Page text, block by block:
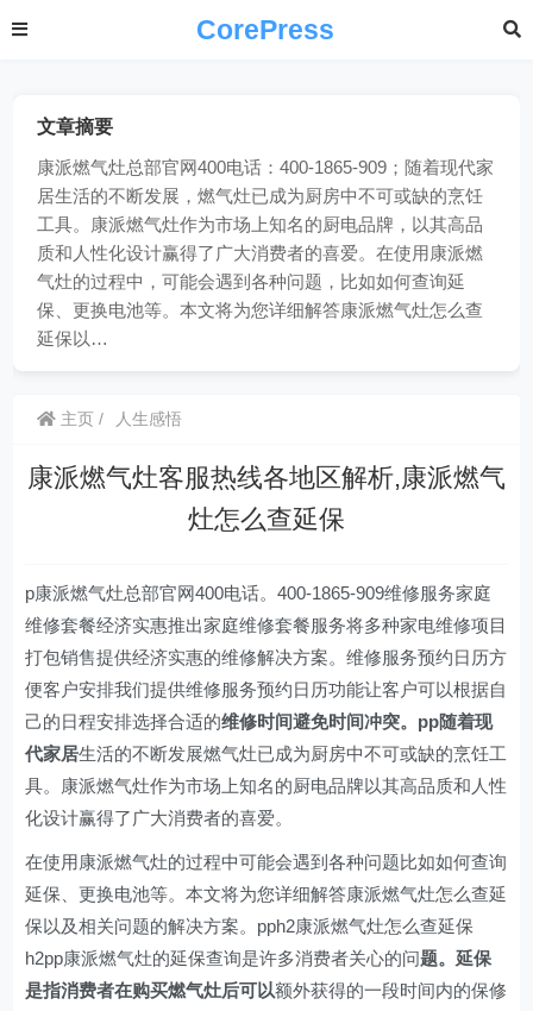
CorePress
文章摘要
康派燃气灶总部官网400电话：400-1865-909；随着现代家
居生活的不断发展，燃气灶已成为厨房中不可或缺的烹饪
工具。康派燃气灶作为市场上知名的厨电品牌，以其高品
质和人性化设计赢得了广大消费者的喜爱。在使用康派燃
气灶的过程中，可能会遇到各种问题，比如如何查询延
保、更换电池等。本文将为您详细解答康派燃气灶怎么查
延保以…
主页 人生感悟
康派燃气灶客服热线各地区解析,康派燃气
灶怎么查延保
p康派燃气灶总部官网400电话。400-1865-909维修服务家庭
维修套餐经济实惠推出家庭维修套餐服务将多种家电维修项目
打包销售提供经济实惠的维修解决方案。维修服务预约日历方
便客户安排我们提供维修服务预约日历功能让客户可以根据自
己的日程安排选择合适的维修时间避免时间冲突。pp随着现
代家居生活的不断发展燃气灶已成为厨房中不可或缺的烹饪工
具。康派燃气灶作为市场上知名的厨电品牌以其高品质和人性
化设计赢得了广大消费者的喜爱。
在使用康派燃气灶的过程中可能会遇到各种问题比如如何查询
延保、更换电池等。本文将为您详细解答康派燃气灶怎么查延
保以及相关问题的解决方案。pph2康派燃气灶怎么查延保
h2pp康派燃气灶的延保查询是许多消费者关心的问题。延保
是指消费者在购买燃气灶后可以额外获得的一段时间内的保修